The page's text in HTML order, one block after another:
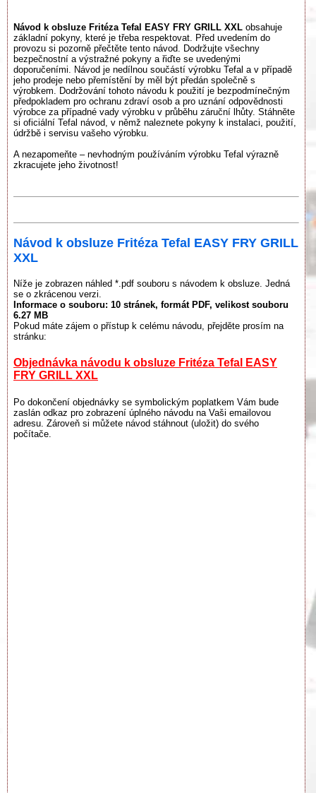
Návod k obsluze Fritéza Tefal EASY FRY GRILL XXL obsahuje
základní pokyny, které je třeba respektovat. Před uvedením do
provozu si pozorně přečtěte tento návod. Dodržujte všechny
bezpečnostní a výstražné pokyny a řiďte se uvedenými
doporučeními. Návod je nedílnou součástí výrobku Tefal a v případě
jeho prodeje nebo přemístění by měl být předán společně s
výrobkem. Dodržování tohoto návodu k použití je bezpodmínečným
předpokladem pro ochranu zdraví osob a pro uznání odpovědnosti
výrobce za případné vady výrobku v průběhu záruční lhůty. Stáhněte
si oficiální Tefal návod, v němž naleznete pokyny k instalaci, použití,
údržbě i servisu vašeho výrobku.
A nezapomeňte – nevhodným používáním výrobku Tefal výrazně
zkracujete jeho životnost!
Návod k obsluze Fritéza Tefal EASY FRY GRILL
XXL
Níže je zobrazen náhled *.pdf souboru s návodem k obsluze. Jedná
se o zkrácenou verzi.
Informace o souboru: 10 stránek, formát PDF, velikost souboru
6.27 MB
Pokud máte zájem o přístup k celému návodu, přejděte prosím na
stránku:
Objednávka návodu k obsluze Fritéza Tefal EASY
FRY GRILL XXL
Po dokončení objednávky se symbolickým poplatkem Vám bude
zaslán odkaz pro zobrazení úplného návodu na Vaši emailovou
adresu. Zároveň si můžete návod stáhnout (uložit) do svého
počítače.